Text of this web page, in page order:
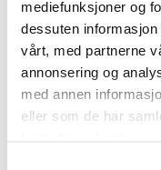
mediefunksjoner og
dessuten
vårt, med partnerne
annonsering og
med annen
eller som de har